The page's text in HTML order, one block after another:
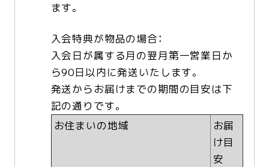
ます。
入会特典が物品の場合：
入会日が属する月の翌月第一営業日か
ら90日以内に発送いたします。
発送からお届けまでの期間の目安は下
記の通りです。
お住まいの地域
お届
け目
安